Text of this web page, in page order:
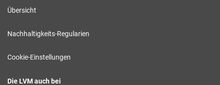
Übersicht
Nachhaltigkeits-Regularien
Cookie-Einstellungen
Die LVM auch bei